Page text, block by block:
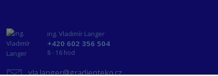
ing. Vladimír Langer
+420 602 356 504
8 - 16 hod
vla.langer@gradienteko.cz